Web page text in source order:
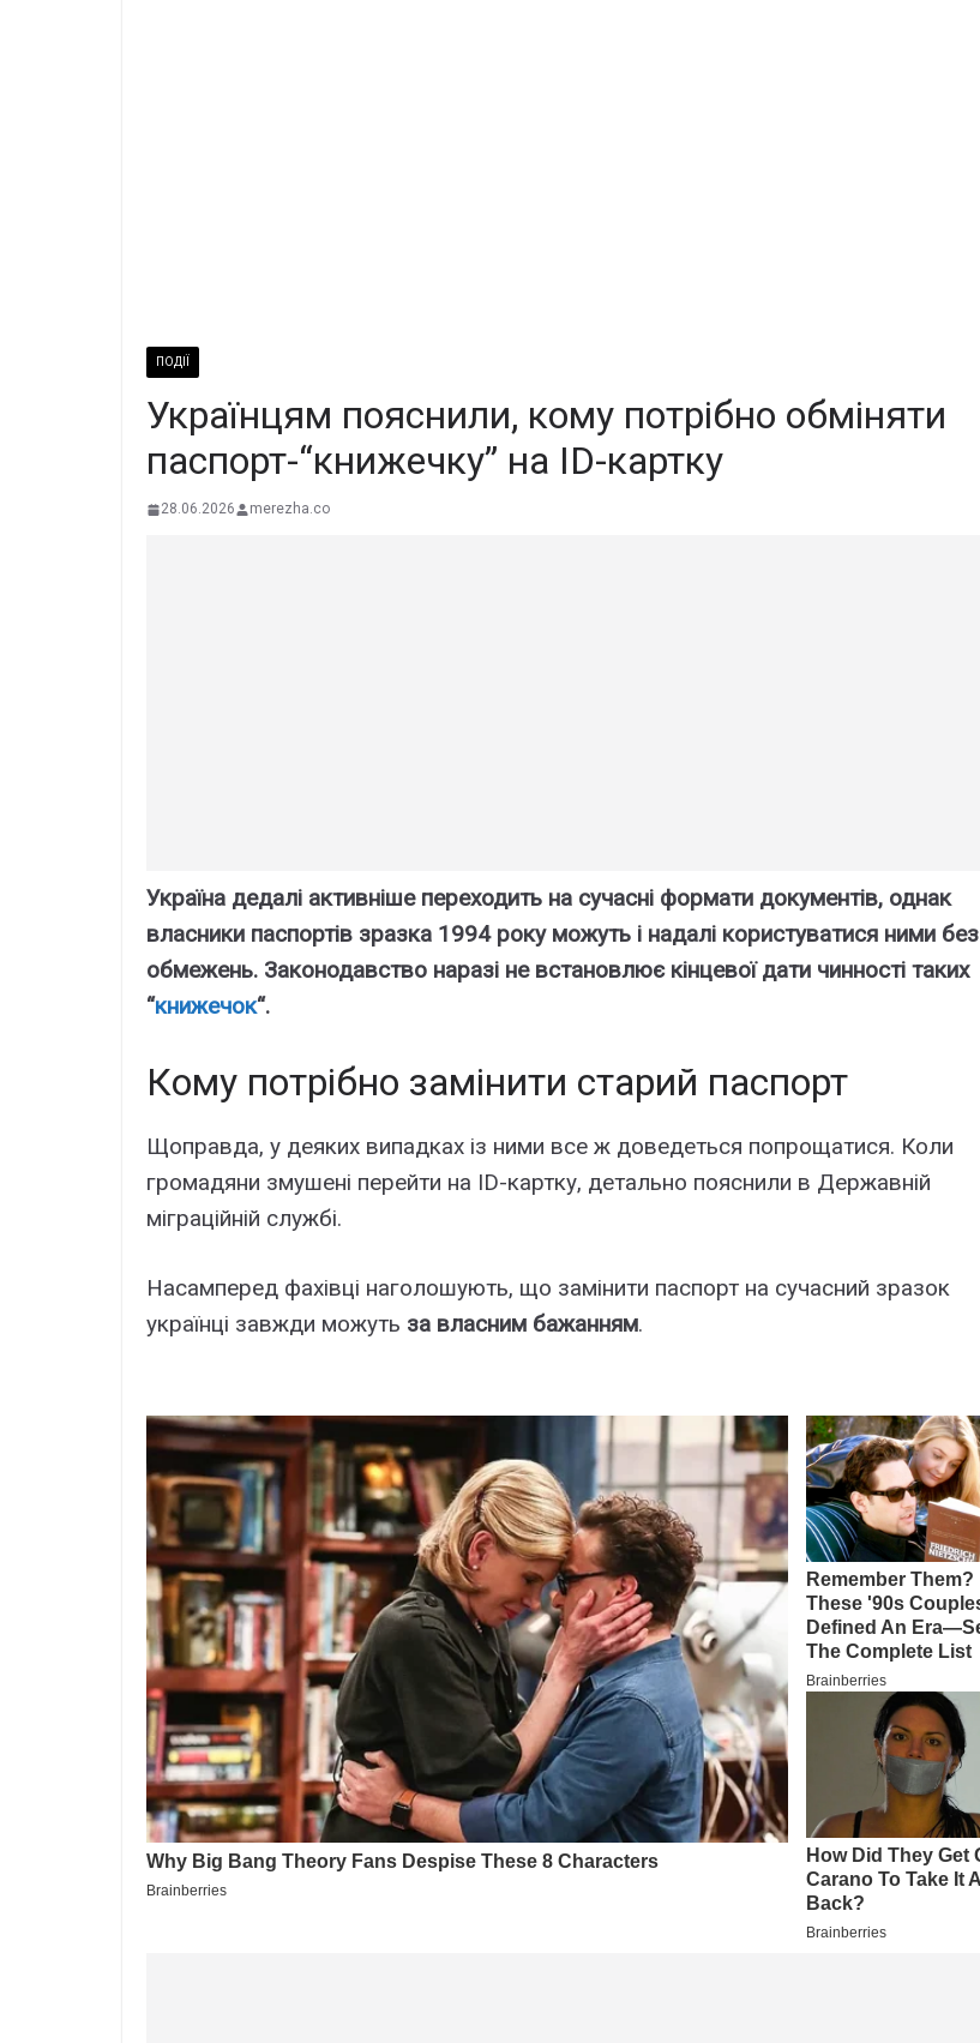
ПОДІЇ
Українцям пояснили, кому потрібно обміняти
паспорт-“книжечку” на ID-картку
28.06.2026 merezha.co
Україна дедалі активніше переходить на сучасні формати документів, однак
власники паспортів зразка 1994 року можуть і надалі користуватися ними без
обмежень. Законодавство наразі не встановлює кінцевої дати чинності таких
“книжечок“.
Кому потрібно замінити старий паспорт
Щоправда, у деяких випадках із ними все ж доведеться попрощатися. Коли
громадяни змушені перейти на ID-картку, детально пояснили в Державній
міграційній службі.
Насамперед фахівці наголошують, що замінити паспорт на сучасний зразок
українці завжди можуть за власним бажанням.